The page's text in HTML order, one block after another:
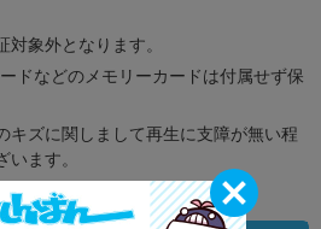
対象外となります。
ドなどのメモリーカードは付属せず保
キズに関しまして再生に支障が無い程
ます。